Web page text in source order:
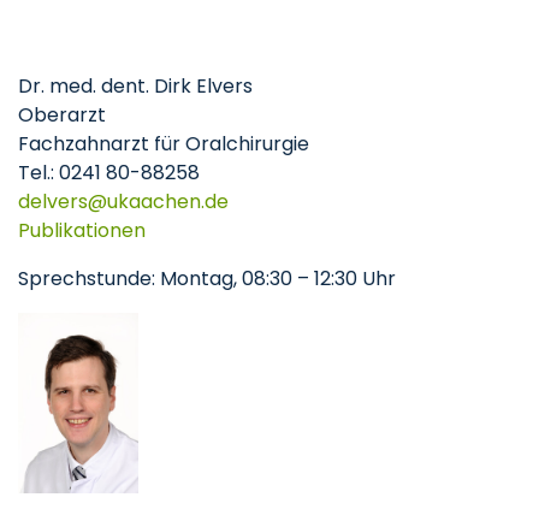
Dr. med. dent. Dirk Elvers
Oberarzt
Fachzahnarzt für Oralchirurgie
Tel.: 0241 80-88258
delvers
ukaachende
Publikationen
Sprechstunde: Montag, 08:30 – 12:30 Uhr